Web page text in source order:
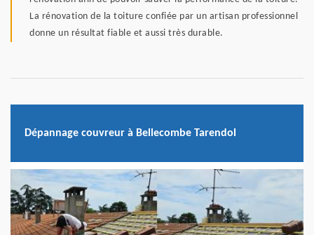
La rénovation de la toiture confiée par un artisan professionnel
donne un résultat fiable et aussi très durable.
Dépannage couvreur à Bellecombe Tarendol